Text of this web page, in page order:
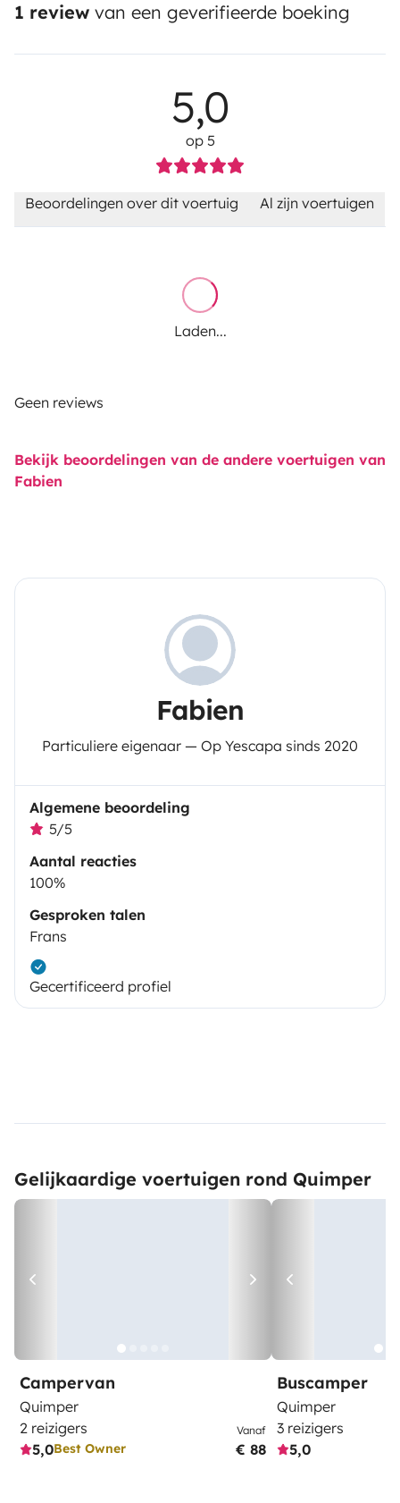
1 review van een geverifieerde boeking
5,0
op 5
Beoordelingen over dit voertuig Al zijn voertuigen
Laden...
Geen reviews
Bekijk beoordelingen van de andere voertuigen van
Fabien
Fabien
Particuliere eigenaar — Op Yescapa sinds 2020
Algemene beoordeling
5/5
Aantal reacties
100%
Gesproken talen
Frans
Gecertificeerd profiel
Gelijkaardige voertuigen rond Quimper
Campervan
Quimper
2 reizigers
5,0Best Owner
Vanaf
€ 88
Buscamper
Quimper
3 reizigers
5,0